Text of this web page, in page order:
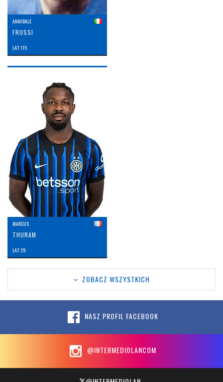
ANNIBALE
FROSSI
LAT: 115
MARCUS
THURAM
LAT: 29
ZOBACZ WSZYSTKICH
NASZ PROFIL FACEBOOK
@INTERMEDIOLANCOM